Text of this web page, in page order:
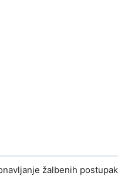
žalbenih